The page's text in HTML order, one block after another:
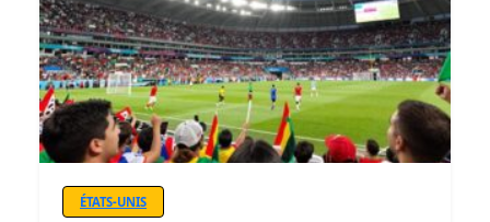
ÉTATS-UNIS